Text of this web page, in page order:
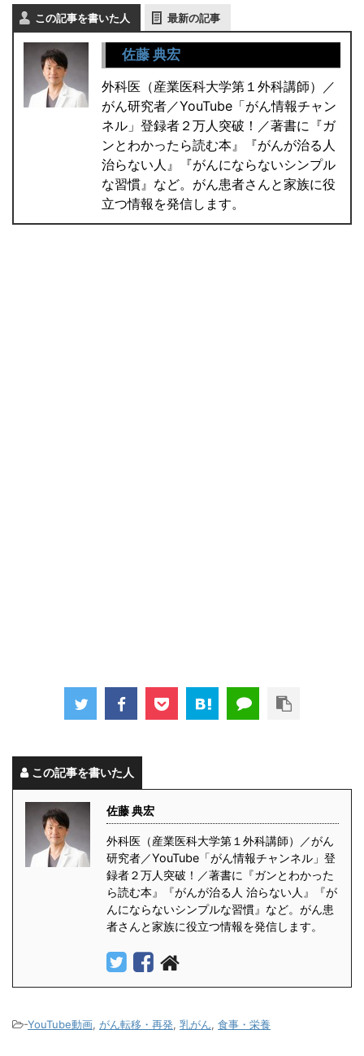
この記事を書いた人 最新の記事
佐藤 典宏
外科医（産業医科大学第１外科講師）／
がん研究者／YouTube「がん情報チャン
ネル」登録者２万人突破！／著書に『ガ
ンとわかったら読む本』『がんが治る人
治らない人』『がんにならないシンプル
な習慣』など。がん患者さんと家族に役
立つ情報を発信します。
この記事を書いた人
佐藤 典宏
外科医（産業医科大学第１外科講師）／がん
研究者／YouTube「がん情報チャンネル」登
録者２万人突破！／著書に『ガンとわかった
ら読む本』『がんが治る人 治らない人』『が
んにならないシンプルな習慣』など。がん患
者さんと家族に役立つ情報を発信します。
-YouTube動画, がん転移・再発, 乳がん, 食事・栄養